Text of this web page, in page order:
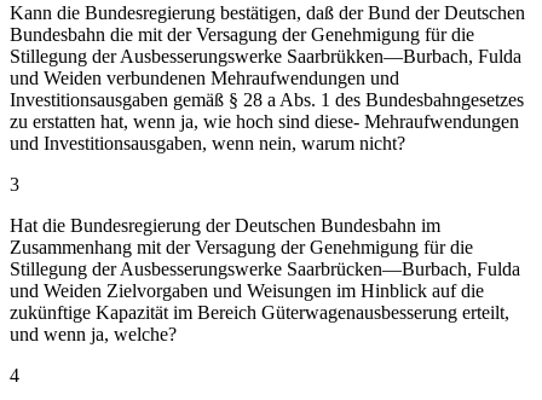
Kann die Bundesregierung bestätigen, daß der Bund der Deutschen
Bundesbahn die mit der Versagung der Genehmigung für die
Stillegung der Ausbesserungswerke Saarbrükken—Burbach, Fulda
und Weiden verbundenen Mehraufwendungen und
Investitionsausgaben gemäß § 28 a Abs. 1 des Bundesbahngesetzes
zu erstatten hat, wenn ja, wie hoch sind diese- Mehraufwendungen
und Investitionsausgaben, wenn nein, warum nicht?
3
Hat die Bundesregierung der Deutschen Bundesbahn im
Zusammenhang mit der Versagung der Genehmigung für die
Stillegung der Ausbesserungswerke Saarbrücken—Burbach, Fulda
und Weiden Zielvorgaben und Weisungen im Hinblick auf die
zukünftige Kapazität im Bereich Güterwagenausbesserung erteilt,
und wenn ja, welche?
4